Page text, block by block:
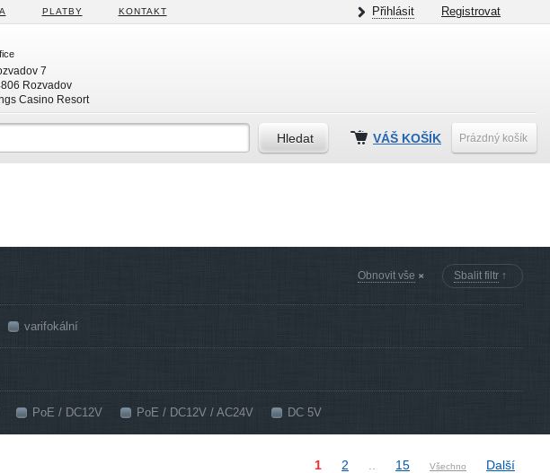
PLATBY KONTAKT Přihlásit Registrovat
7
Rozvadov
Casino Resort
VÁŠ KOŠÍK Prázdný košík
Obnovit vše Sbalit filtr ↑
varifokální
PoE / DC12V PoE / DC12V / AC24V DC 5V
1 2 15 Všechno Další